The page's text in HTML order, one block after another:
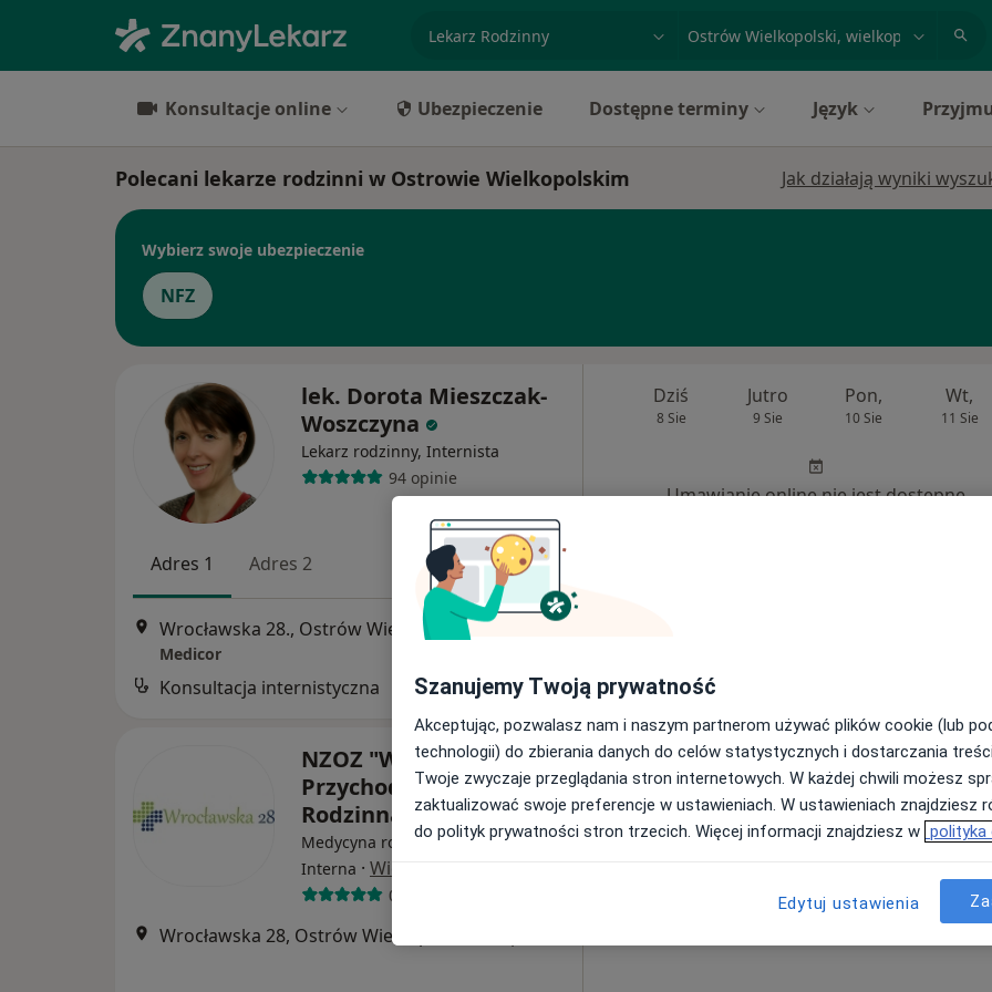
specjalizacja, badanie lub nazwiskomiasto lub dzielnica
Konsultacje online Ubezpieczenie Dostępne terminy Język
Polecani lekarze rodzinni w Ostrowie Wielkopolskim Jak działają wyniki
Wybierz swoje ubezpieczenie
NFZ
lek. Dorota Mieszczak-
Woszczyna
Lekarz rodzinny, Internista
94 opinie
Adres 1 Adres 2
Wrocławska 28., Ostrów Wielkopolski•Mapa
Medicor
Konsultacja internistyczna od 100 zł
Dziś
8 Sie
Jutro
9 Sie
Pon,
10 Sie
Wt,
11 Sie
Umawianie online nie jest dostępne
NZOZ "Wrocławska" s.c.
Przychodnia Dziecięca i
Rodzinna
Medycyna rodzinna, Pediatria,
Interna · Więcej
0 opinii
Wrocławska 28, Ostrów Wielkopolski
Dziś
8 Sie
Jutro
9 Sie
Pon,
10 Sie
Wt,
11 Sie
Pokaż profil
Szanujemy Twoją prywatność
Akceptując, pozwalasz nam i naszym partnerom używać plików cookie (lub
technologii) do zbierania danych do celów statystycznych i dostarczania
Twoje zwyczaje przeglądania stron internetowych. W każdej chwili możesz
zaktualizować swoje preferencje w ustawieniach. W ustawieniach znajdziesz
do polityk prywatności stron trzecich. Więcej informacji znajdziesz w polityka
Edytuj ustawienia